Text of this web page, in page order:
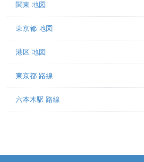
関東 地図
東京都 地図
港区 地図
東京都 路線
六本木駅 路線